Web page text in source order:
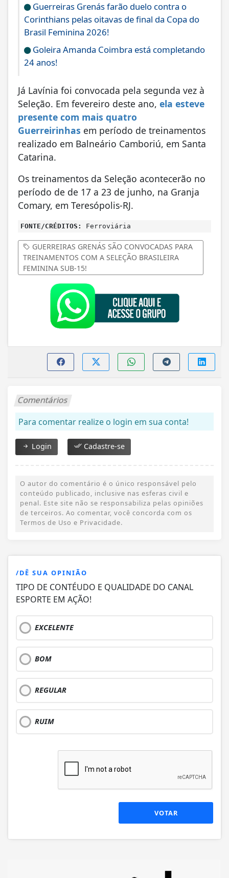
Guerreiras Grenás farão duelo contra o
Corinthians pelas oitavas de final da Copa do
Brasil Feminina 2026!
Goleira Amanda Coimbra está completando
24 anos!
Já Lavínia foi convocada pela segunda vez à
Seleção. Em fevereiro deste ano, ela esteve
presente com mais quatro
Guerreirinhas em período de treinamentos
realizado em Balneário Camboriú, em Santa
Catarina.
Os treinamentos da Seleção acontecerão no
período de de 17 a 23 de junho, na Granja
Comary, em Teresópolis-RJ.
FONTE/CRÉDITOS: Ferroviária
GUERREIRAS GRENÁS SÃO CONVOCADAS PARA
TREINAMENTOS COM A SELEÇÃO BRASILEIRA
FEMININA SUB-15!
Comentários
Para comentar realize o login em sua conta!
Login Cadastre-se
O autor do comentário é o único responsável pelo
conteúdo publicado, inclusive nas esferas civil e
penal. Este site não se responsabiliza pelas opiniões
de terceiros. Ao comentar, você concorda com os
Termos de Uso e Privacidade.
/DÊ SUA OPINIÃO
TIPO DE CONTÉUDO E QUALIDADE DO CANAL
ESPORTE EM AÇÃO!
EXCELENTE
BOM
REGULAR
RUIM
VOTAR